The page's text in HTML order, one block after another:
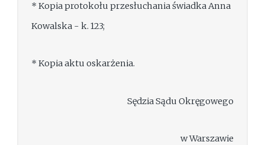
* Kopia protokołu przesłuchania świadka Anna
Kowalska - k. 123;
* Kopia aktu oskarżenia.
Sędzia Sądu Okręgowego
w Warszawie